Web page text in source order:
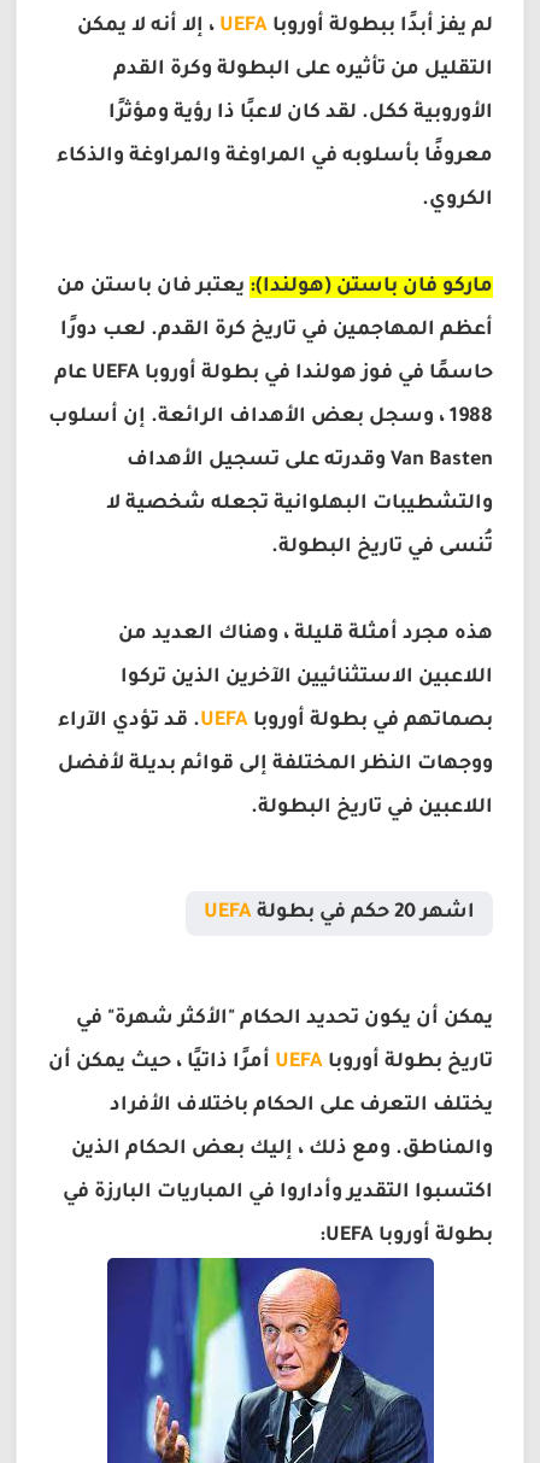
لم يفز أبدًا ببطولة أوروباUEFA ، إلا أنه لا يمكن
التقليل من تأثيره على البطولة وكرة القدم
الأوروبية ككل. لقد كان لاعبًا ذا رؤية ومؤثرًا
معروفًا بأسلوبه في المراوغة والمراوغة والذكاء
الكروي.
ماركو فان باستن (هولندا): يعتبر فان باستن من
أعظم المهاجمين في تاريخ كرة القدم. لعب دورًا
حاسمًا في فوز هولندا في بطولة أوروبا UEFA عام
1988 ، وسجل بعض الأهداف الرائعة. إن أسلوب
Van Basten وقدرته على تسجيل الأهداف
والتشطيبات البهلوانية تجعله شخصية لا
تُنسى في تاريخ البطولة.
هذه مجرد أمثلة قليلة ، وهناك العديد من
اللاعبين الاستثنائيين الآخرين الذين تركوا
بصماتهم في بطولة أوروباUEFA. قد تؤدي الآراء
ووجهات النظر المختلفة إلى قوائم بديلة لأفضل
اللاعبين في تاريخ البطولة.
اشهر 20 حكم في بطولة UEFA
يمكن أن يكون تحديد الحكام "الأكثر شهرة" في
تاريخ بطولة أوروباUEFA أمرًا ذاتيًا ، حيث يمكن أن
يختلف التعرف على الحكام باختلاف الأفراد
والمناطق. ومع ذلك ، إليك بعض الحكام الذين
اكتسبوا التقدير وأداروا في المباريات البارزة في
بطولة أوروبا UEFA: